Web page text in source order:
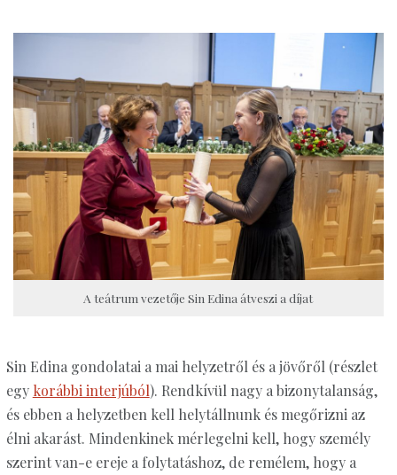
A teátrum vezetője Sin Edina átveszi a díjat
Sin Edina gondolatai a mai helyzetről és a jövőről (részlet
egy korábbi interjúból). Rendkívül nagy a bizonytalanság,
és ebben a helyzetben kell helytállnunk és megőrizni az
élni akarást. Mindenkinek mérlegelni kell, hogy személy
szerint van-e ereje a folytatáshoz, de remélem, hogy a